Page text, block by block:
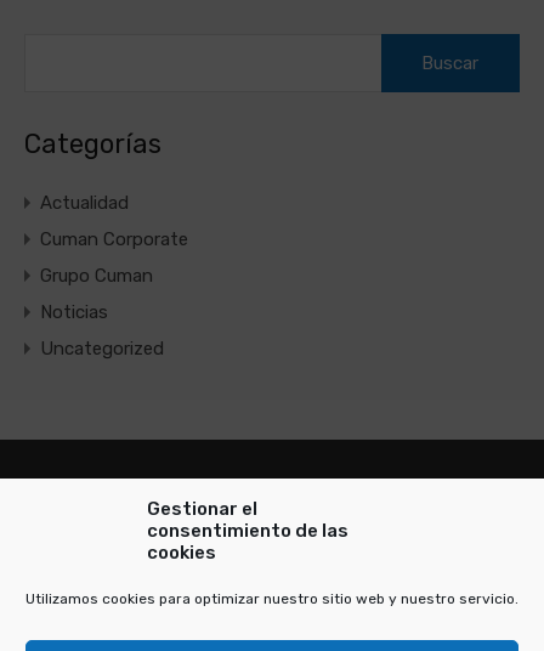
Gestionar el
consentimiento de las
cookies
Utilizamos cookies para optimizar nuestro sitio web y nuestro servicio.
Categorías
Actualidad
Cuman Corporate
Grupo Cuman
Noticias
Uncategorized